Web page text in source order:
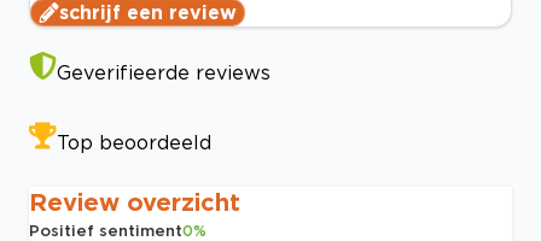
schrijf een review
Geverifieerde reviews
Top beoordeeld
Review overzicht
Positief sentiment0%